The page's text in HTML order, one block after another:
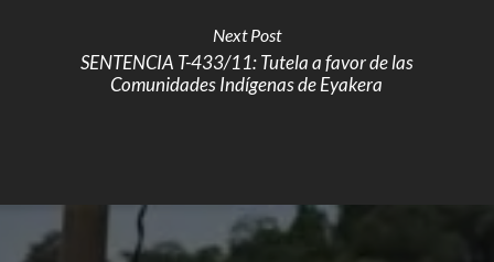
Next Post
SENTENCIA T-433/11: Tutela a favor de las
Comunidades Indígenas de Eyakera